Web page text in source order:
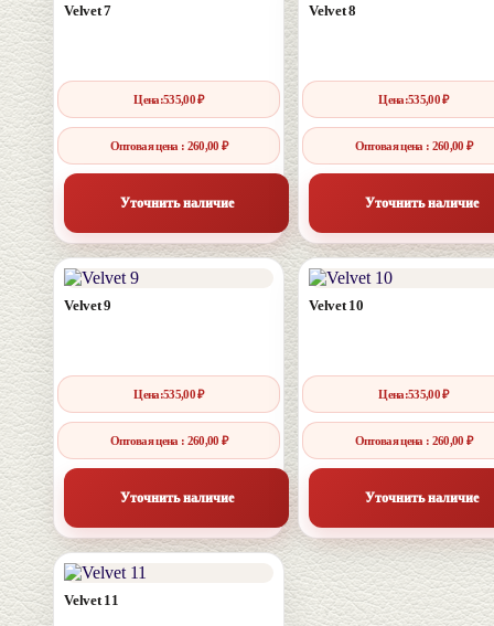
Velvet 7
Цена:535,00₽
Оптовая цена : 260,00 ₽
Уточнить наличие
Velvet 8
Цена:535,00₽
Оптовая цена : 260,00 ₽
Уточнить наличие
Velvet 9
Цена:535,00₽
Оптовая цена : 260,00 ₽
Уточнить наличие
Velvet 10
Цена:535,00₽
Оптовая цена : 260,00 ₽
Уточнить наличие
Velvet 11